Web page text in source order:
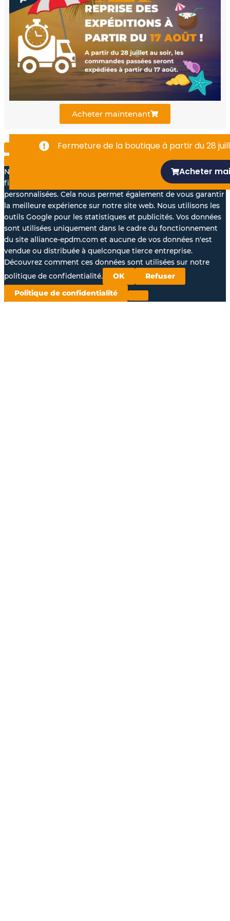
e
b
o
o
k
-
t
u
b
e
k
e
d
i
n
Acheter maintenant
Fermeture de la boutique à partir du 28
Acheter
Nous aimerions avec votre accord, utiliser vos données à des
fins statistiques et pour vous proposer des annonces
personnalisées. Cela nous permet également de vous garantir
la meilleure expérience sur notre site web. Nous utilisons les
outils Google pour les statistiques et publicités. Vos données
sont utilisées uniquement dans le cadre du fonctionnement
du site alliance-epdm.com et aucune de vos données n'est
vendue ou distribuée à quelconque tierce entreprise.
Découvrez comment ces données sont utilisées sur notre
politique de confidentialité.
OK Refuser
Politique de confidentialité